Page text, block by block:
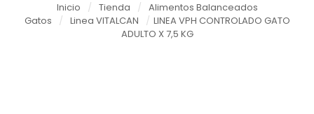
Inicio / Tienda / Alimentos Balanceados
Gatos
/ Linea VITALCAN / LINEA VPH CONTROLADO GATO
ADULTO X 7,5 KG